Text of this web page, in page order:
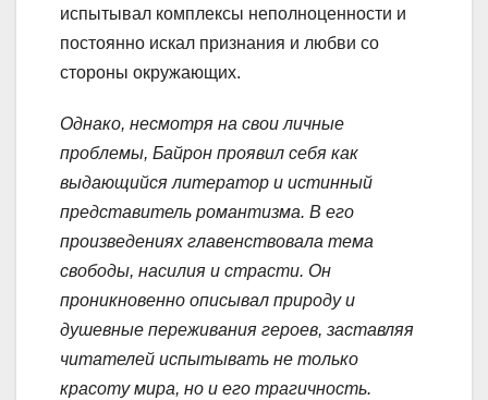
испытывал комплексы неполноценности и
постоянно искал признания и любви со
стороны окружающих.
Однако, несмотря на свои личные
проблемы, Байрон проявил себя как
выдающийся литератор и истинный
представитель романтизма. В его
произведениях главенствовала тема
свободы, насилия и страсти. Он
проникновенно описывал природу и
душевные переживания героев, заставляя
читателей испытывать не только
красоту мира, но и его трагичность.